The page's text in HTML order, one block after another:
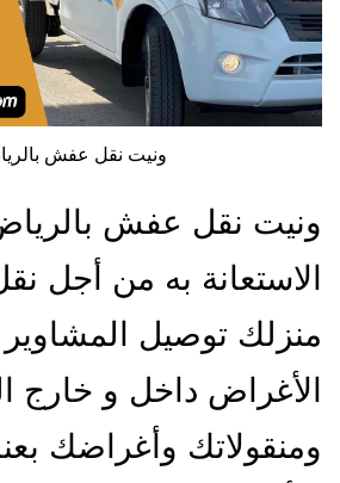
ونيت نقل عفش
ونيت نقل عفش
الاستعانة به من أجل
منزلك توصيل المشاوير
الأغراض داخل و خارج
ومنقولاتك وأغراضك